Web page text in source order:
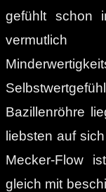
gefühlt schon
Bazillenröhre
liebsten auf
Mecker-Flow
gleich mit